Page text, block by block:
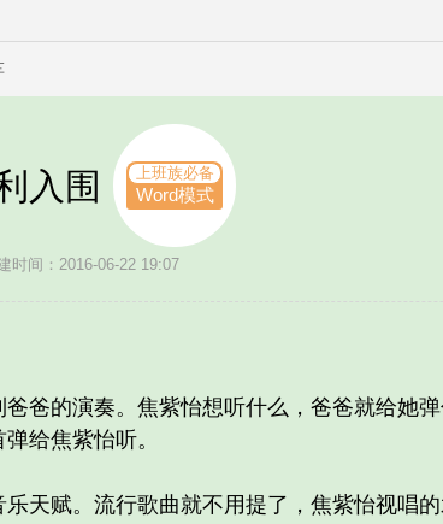
入围 上班族必备
Word模式
时间：2016-06-22 19:07
的演奏。焦紫怡想听什么，爸爸就给她弹
给焦紫怡听。
赋。流行歌曲就不用提了，焦紫怡视唱的